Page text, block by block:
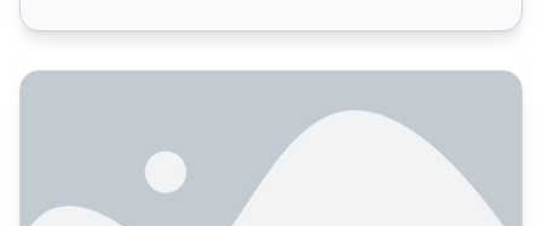
Hvilke Nye AI-platforme Skal Jeg Optimere Til i 2025